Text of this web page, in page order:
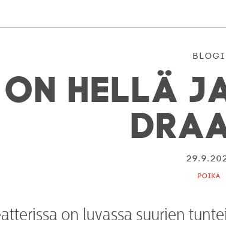
Blogi
hellä
Poika
on luvassa suurien